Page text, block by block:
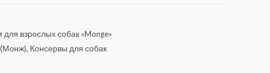
взрослых собак «Monge»
(Монж), Консервы для собак